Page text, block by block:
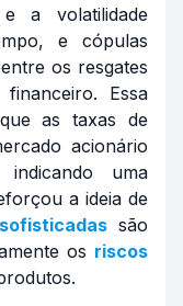
e a volatilidade
e cópulas
os resgates
Essa
as taxas de
acionário
indicando uma
a ideia de
são
os riscos